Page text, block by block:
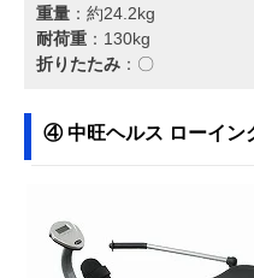
重量 ：約24.2kg
耐荷重 ：130kg
折りたたみ ：〇
④ 中旺ヘルス ローイン